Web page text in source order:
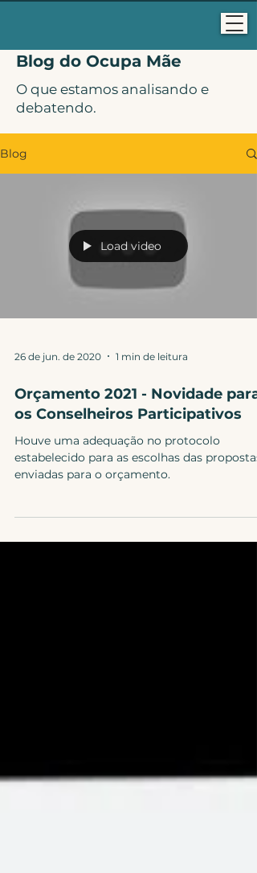
Blog do Ocupa Mãe
O que estamos analisando e
debatendo.
Blog
Load video
26 de jun. de 2020 1 min de leitura
Orçamento 2021 - Novidade para
os Conselheiros Participativos
Houve uma adequação no protocolo
estabelecido para as escolhas das propostas
enviadas para o orçamento.